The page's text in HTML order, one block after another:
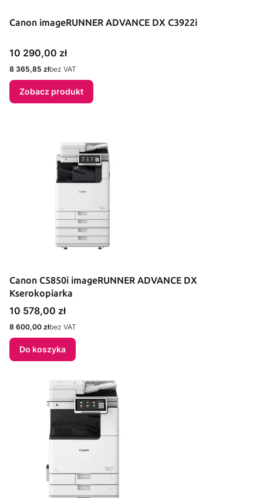
Canon imageRUNNER ADVANCE DX C3922i
Cena
10 290,00 zł
Cena
8 365,85 złbez VAT
Zobacz produkt
Canon C5850i imageRUNNER ADVANCE DX
Kserokopiarka
Cena
10 578,00 zł
Cena
8 600,00 złbez VAT
Do koszyka